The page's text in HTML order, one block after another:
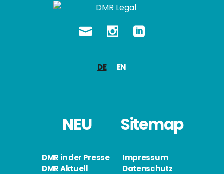
DE EN
NEU
DMR in der Presse
DMR Aktuell
Sitemap
Impressum
Datenschutz